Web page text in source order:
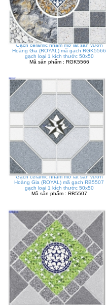
Gạch ceramic nhám mờ lát sân vườn
Hoàng Gia (ROYAL) mã gạch RGK5566
gạch loại 1 kích thước 50x50
Mã sản phẩm : RGK5566
Gạch ceramic nhám mờ lát sân vườn
Hoàng Gia (ROYAL) mã gạch RB5507
gạch loại 1 kích thước 50x50
Mã sản phẩm : RB5507